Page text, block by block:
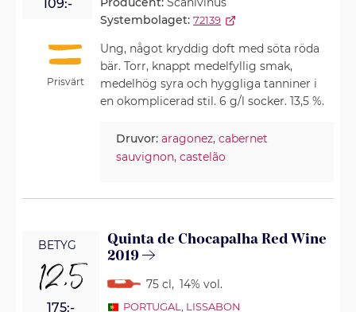
109:-
Prisvärt
Systembolaget: 72139
Ung, något kryddig doft med söta röda
bär. Torr, knappt medelfyllig smak,
medelhög syra och hyggliga tanniner i
en okomplicerad stil. 6 g/l socker. 13,5 %.
Druvor: aragonez,cabernet
sauvignon,castelão
BETYG
12,5
175:-
Quinta de Chocapalha Red Wine
2019
75 cl, 14% vol.
PORTUGAL LISSABON